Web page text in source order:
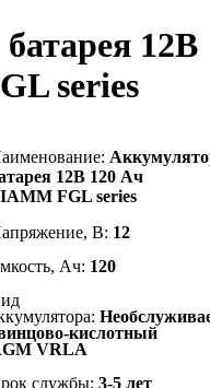
12В
series
:
12В 120 Ач
FGL series
В: 12
Ач: 120
кислотный
VRLA
службы: 3-5 лет